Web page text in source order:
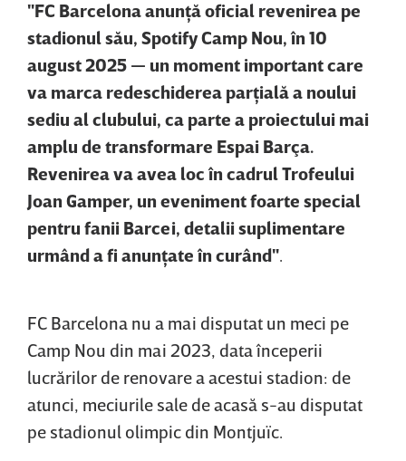
"FC Barcelona anunţă oficial revenirea pe
stadionul său, Spotify Camp Nou, în 10
august 2025 — un moment important care
va marca redeschiderea parţială a noului
sediu al clubului, ca parte a proiectului mai
amplu de transformare Espai Barça.
Revenirea va avea loc în cadrul Trofeului
Joan Gamper, un eveniment foarte special
pentru fanii Barcei, detalii suplimentare
urmând a fi anunţate în curând".
FC Barcelona nu a mai disputat un meci pe
Camp Nou din mai 2023, data începerii
lucrărilor de renovare a acestui stadion: de
atunci, meciurile sale de acasă s-au disputat
pe stadionul olimpic din Montjuïc.